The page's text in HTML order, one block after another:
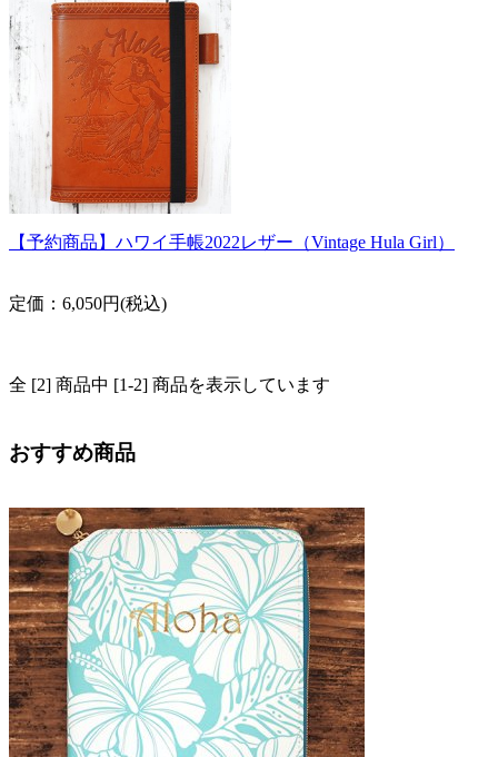
【予約商品】ハワイ手帳2022レザー（Vintage Hula Girl）
定価：6,050円(税込)
全 [2] 商品中 [1-2] 商品を表示しています
おすすめ商品